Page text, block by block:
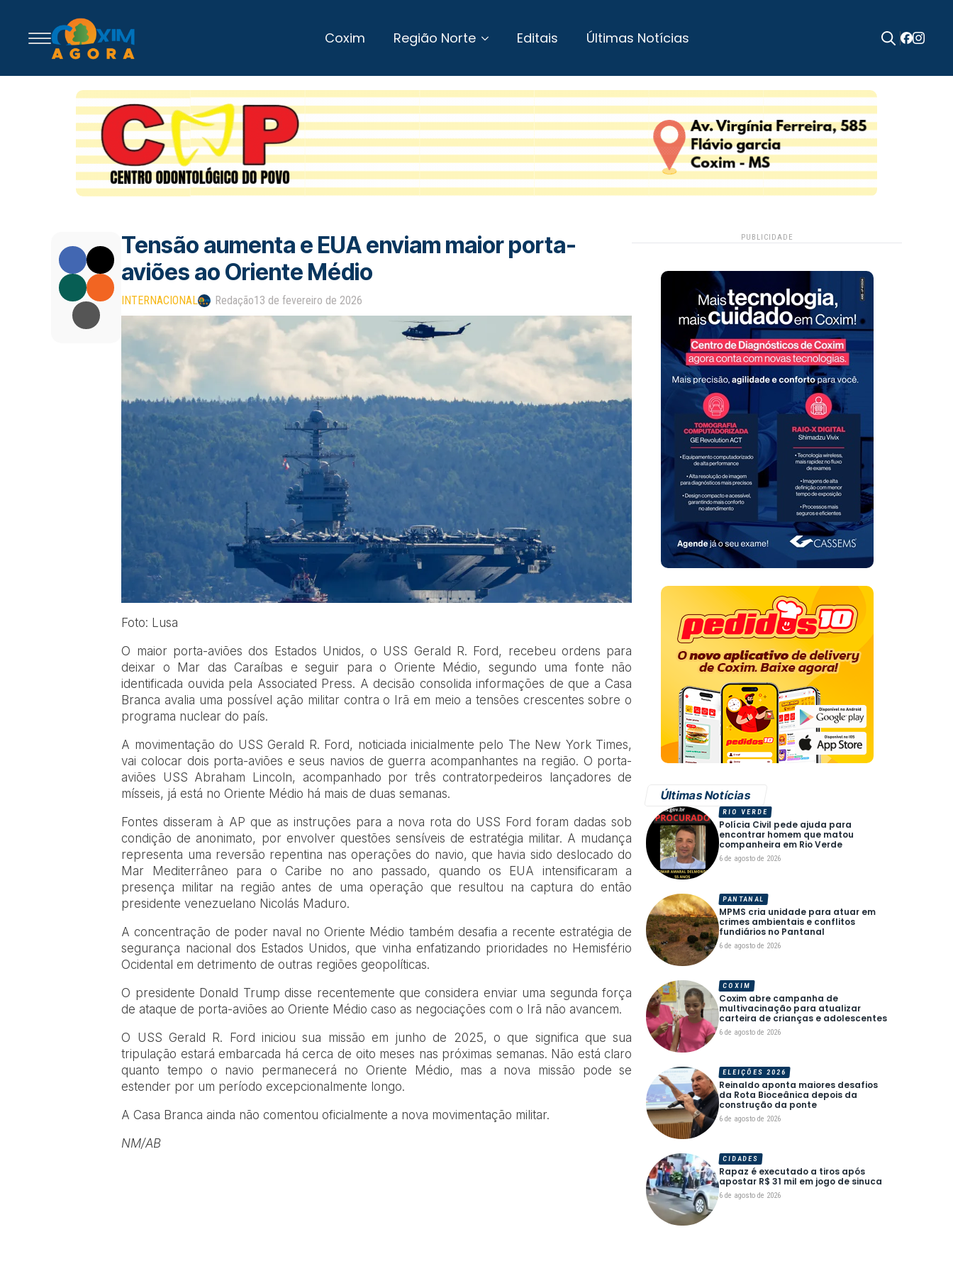
Coxim Região Norte Editais Últimas Notícias
Tensão aumenta e EUA enviam maior porta-
aviões ao Oriente Médio
INTERNACIONAL Redação13 de fevereiro de 2026
Foto: Lusa
O maior porta-aviões dos Estados Unidos, o USS Gerald R. Ford, recebeu ordens para
deixar o Mar das Caraíbas e seguir para o Oriente Médio, segundo uma fonte não
identificada ouvida pela Associated Press. A decisão consolida informações de que a Casa
Branca avalia uma possível ação militar contra o Irã em meio a tensões crescentes sobre o
programa nuclear do país.
A movimentação do USS Gerald R. Ford, noticiada inicialmente pelo The New York Times,
vai colocar dois porta-aviões e seus navios de guerra acompanhantes na região. O porta-
aviões USS Abraham Lincoln, acompanhado por três contratorpedeiros lançadores de
mísseis, já está no Oriente Médio há mais de duas semanas.
Fontes disseram à AP que as instruções para a nova rota do USS Ford foram dadas sob
condição de anonimato, por envolver questões sensíveis de estratégia militar. A mudança
representa uma reversão repentina nas operações do navio, que havia sido deslocado do
Mar Mediterrâneo para o Caribe no ano passado, quando os EUA intensificaram a
presença militar na região antes de uma operação que resultou na captura do então
presidente venezuelano Nicolás Maduro.
A concentração de poder naval no Oriente Médio também desafia a recente estratégia de
segurança nacional dos Estados Unidos, que vinha enfatizando prioridades no Hemisfério
Ocidental em detrimento de outras regiões geopolíticas.
O presidente Donald Trump disse recentemente que considera enviar uma segunda força
de ataque de porta-aviões ao Oriente Médio caso as negociações com o Irã não avancem.
O USS Gerald R. Ford iniciou sua missão em junho de 2025, o que significa que sua
tripulação estará embarcada há cerca de oito meses nas próximas semanas. Não está claro
quanto tempo o navio permanecerá no Oriente Médio, mas a nova missão pode se
estender por um período excepcionalmente longo.
A Casa Branca ainda não comentou oficialmente a nova movimentação militar.
NM/AB
PUBLICIDADE
Últimas Notícias
Polícia Civil pede ajuda para
encontrar homem que matou
companheira em Rio Verde
6 de agosto de 2026
RIO VERDE
MPMS cria unidade para atuar em
crimes ambientais e conflitos
fundiários no Pantanal
6 de agosto de 2026
PANTANAL
Coxim abre campanha de
multivacinação para atualizar
carteira de crianças e adolescentes
6 de agosto de 2026
COXIM
Reinaldo aponta maiores desafios
da Rota Bioceânica depois da
construção da ponte
6 de agosto de 2026
ELEIÇÕES 2026
Rapaz é executado a tiros após
apostar R$ 31 mil em jogo de sinuca
6 de agosto de 2026
CIDADES